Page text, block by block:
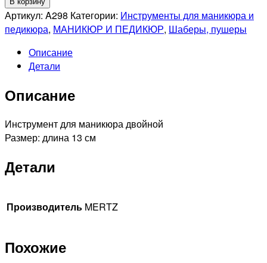
товара
MERTZ
Инструмент
для
двойной
Артикул: A298 Категории: Инструменты для маникюра и
педикюра, МАНИКЮР И ПЕДИКЮР, Шаберы, пушеры
Описание
Детали
Описание
Инструмент для маникюра двойной
Размер: длина 13 см
Детали
Производитель MERTZ
Похожие